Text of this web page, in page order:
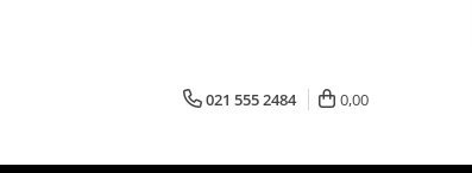
021 555 2484 0,00